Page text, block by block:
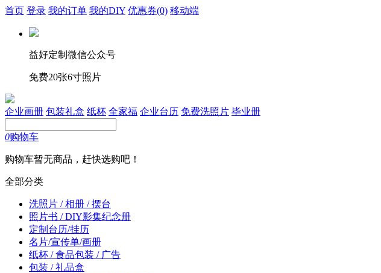
首页 登录 我的订单 我的DIY 优惠券(0) 移动端
益好定制微信公众号
免费20张6寸照片
企业画册 包装礼盒 纸杯 全家福 企业台历 免费洗照片 毕业册
0购物车
购物车暂无商品，赶快选购吧！
全部分类
洗照片 / 相册 / 摆台
照片书 / DIY影集纪念册
定制台历/挂历
名片/宣传单/画册
纸杯 / 食品包装 / 广告
包装 / 礼品盒